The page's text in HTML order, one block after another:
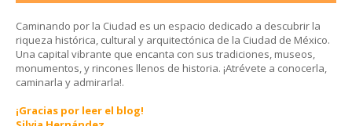
Caminando por la Ciudad es un espacio dedicado a descubrir la
riqueza histórica, cultural y arquitectónica de la Ciudad de México.
Una capital vibrante que encanta con sus tradiciones, museos,
monumentos, y rincones llenos de historia. ¡Atrévete a conocerla,
caminarla y admirarla!.
¡Gracias por leer el blog!